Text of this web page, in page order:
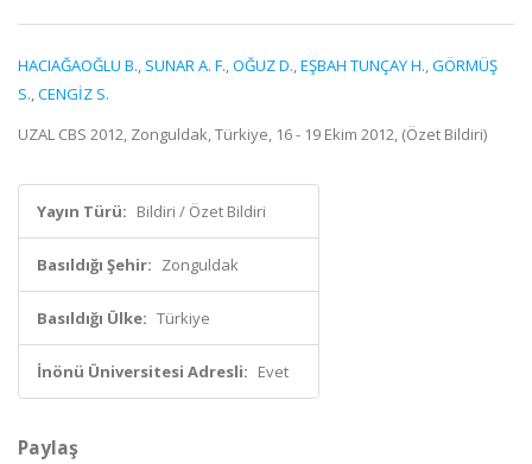
HACIAĞAOĞLU B., SUNAR A. F.,OĞUZ D.,EŞBAH TUNÇAY H.,GÖRMÜŞ
S.,CENGİZ S.
UZAL CBS 2012, Zonguldak, Türkiye, 16 - 19 Ekim 2012, (Özet Bildiri)
Yayın Türü: Bildiri / Özet Bildiri
Basıldığı Şehir: Zonguldak
Basıldığı Ülke: Türkiye
İnönü Üniversitesi Adresli: Evet
Paylaş